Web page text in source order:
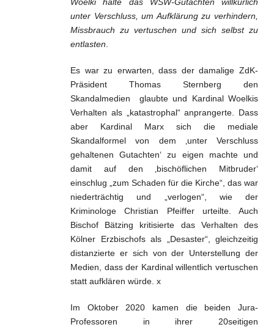
unter Verschluss, um Aufklärung zu verhindern,
Missbrauch zu vertuschen und sich selbst zu
entlasten
Es war zu erwarten, dass der damalige ZdK-
Präsident Thomas Sternberg den
Skandalmedien glaubte und Kardinal Woelkis
Verhalten als „katastrophal“ anprangerte. Dass
aber Kardinal Marx sich die mediale
Skandalformel von dem ‚unter Verschluss
gehaltenen Gutachten‘ zu eigen machte und
damit auf den ‚bischöflichen Mitbruder‘
einschlug „zum Schaden für die Kirche“, das war
niederträchtig und „verlogen“, wie der
Kriminologe Christian Pfeiffer urteilte. Auch
Bischof Bätzing kritisierte das Verhalten des
Kölner Erzbischofs als „Desaster“, gleichzeitig
distanzierte er sich von der Unterstellung der
Medien, dass der Kardinal willentlich vertuschen
statt aufklären würde. x
Im Oktober 2020 kamen die beiden Jura-
Professoren in ihrer 20seitigen